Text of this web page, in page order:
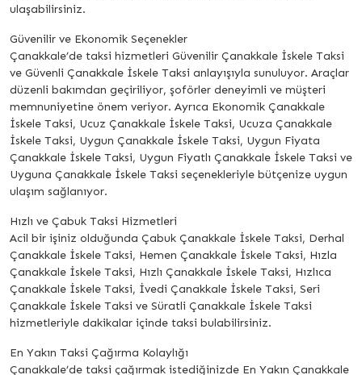
ulaşabilirsiniz.
Güvenilir ve Ekonomik Seçenekler
Çanakkale’de taksi hizmetleri Güvenilir Çanakkale İskele Taksi
ve Güvenli Çanakkale İskele Taksi anlayışıyla sunuluyor. Araçlar
düzenli bakımdan geçiriliyor, şoförler deneyimli ve müşteri
memnuniyetine önem veriyor. Ayrıca Ekonomik Çanakkale
İskele Taksi, Ucuz Çanakkale İskele Taksi, Ucuza Çanakkale
İskele Taksi, Uygun Çanakkale İskele Taksi, Uygun Fiyata
Çanakkale İskele Taksi, Uygun Fiyatlı Çanakkale İskele Taksi ve
Uyguna Çanakkale İskele Taksi seçenekleriyle bütçenize uygun
ulaşım sağlanıyor.
Hızlı ve Çabuk Taksi Hizmetleri
Acil bir işiniz olduğunda Çabuk Çanakkale İskele Taksi, Derhal
Çanakkale İskele Taksi, Hemen Çanakkale İskele Taksi, Hızla
Çanakkale İskele Taksi, Hızlı Çanakkale İskele Taksi, Hızlıca
Çanakkale İskele Taksi, İvedi Çanakkale İskele Taksi, Seri
Çanakkale İskele Taksi ve Süratli Çanakkale İskele Taksi
hizmetleriyle dakikalar içinde taksi bulabilirsiniz.
En Yakın Taksi Çağırma Kolaylığı
Çanakkale’de taksi çağırmak istediğinizde En Yakın Çanakkale